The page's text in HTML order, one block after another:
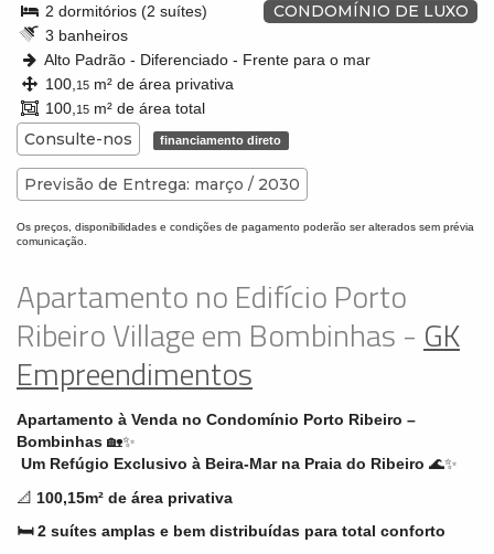
CONDOMÍNIO DE LUXO
2 dormitórios (2 suítes)
3 banheiros
Alto Padrão - Diferenciado - Frente para o mar
100, 15 m² de área privativa
100, 15 m² de área total
Consulte-nos financiamento direto
Previsão de Entrega: março / 2030
Os preços, disponibilidades e condições de pagamento poderão ser alterados sem prévia
comunicação.
Apartamento no Edifício Porto
Ribeiro Village em Bombinhas - GK
Empreendimentos
Apartamento à Venda no Condomínio Porto Ribeiro –
Bombinhas 🏡✨
Um Refúgio Exclusivo à Beira-Mar na Praia do Ribeiro 🌊✨
📐 100,15m² de área privativa
🛏 2 suítes amplas e bem distribuídas para total conforto